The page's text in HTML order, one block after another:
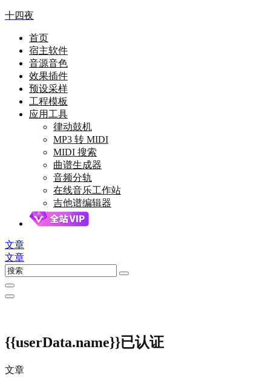
十四夜
首页
宿主软件
音源音色
效果插件
预设采样
工程模板
应用工具
律动鼓机
MP3 转 MIDI
MIDI 搜索
曲谱生成器
音频分轨
在线音乐工作站
吉他谱编辑器
文章
文章
{{userData.name}}已认证
文章